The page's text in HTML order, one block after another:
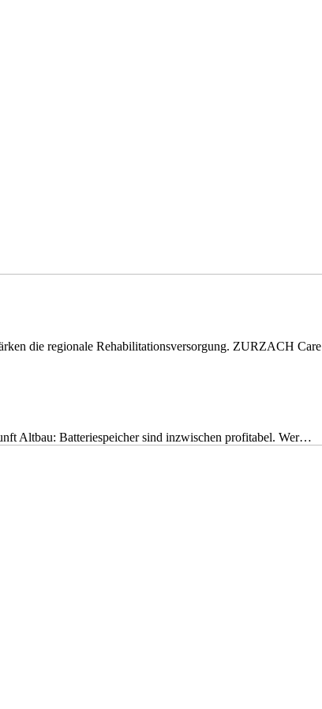
die regionale Rehabilitationsversorgung. ZURZACH
Altbau: Batteriespeicher sind inzwischen profitabel. Wer…